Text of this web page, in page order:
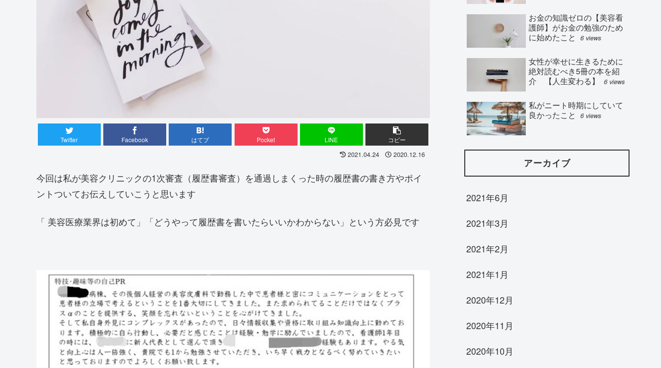
Twitter Facebook はてブ Pocket LINE コピー
2021.04.24 2020.12.16
今回は私が美容クリニックの1次審査（履歴書審査）を通過しまくった時の履歴書の書き方やポイ
ントついてお伝えしていこうと思います
「 美容医療業界は初めて」「どうやって履歴書を書いたらいいかわからない」という方必見です
お金の知識ゼロの【美容看
護師】がお金の勉強のため
に始めたこと
6 views
女性が幸せに生きるために
絶対読むべき5冊の本を紹
介 【人生変わる】
6 views
私がニート時期にしていて
良かったこと
6 views
アーカイブ
2021年6月
2021年3月
2021年2月
2021年1月
2020年12月
2020年11月
2020年10月